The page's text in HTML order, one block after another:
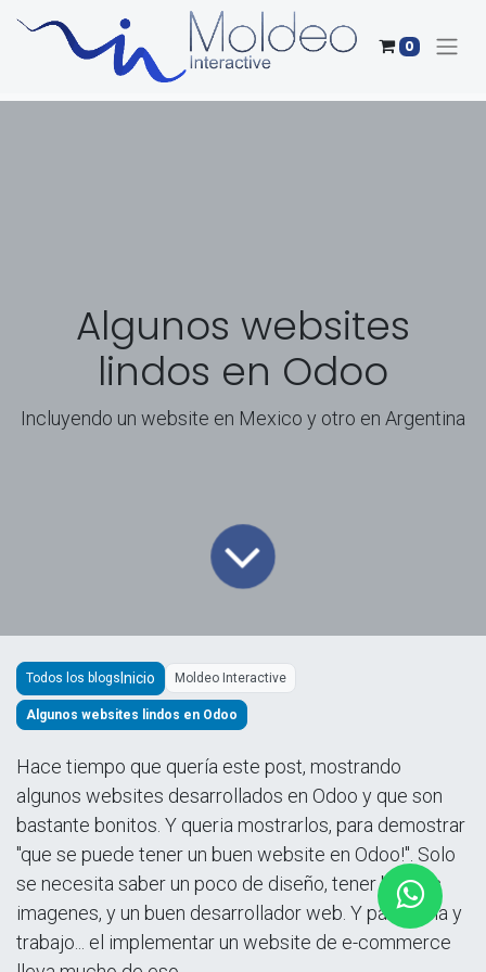
0
Algunos websites
lindos en Odoo
Incluyendo un website en Mexico y otro en Argentina
Todos los blogs Moldeo Interactive
Algunos websites lindos en Odoo
Hace tiempo que quería este post, mostrando
algunos websites desarrollados en Odoo y que son
bastante bonitos. Y queria mostrarlos, para demostrar
"que se puede tener un buen website en Odoo!". Solo
se necesita saber un poco de diseño, tener buenas
imagenes, y un buen desarrollador web. Y paciencia y
trabajo... el implementar un website de e-commerce